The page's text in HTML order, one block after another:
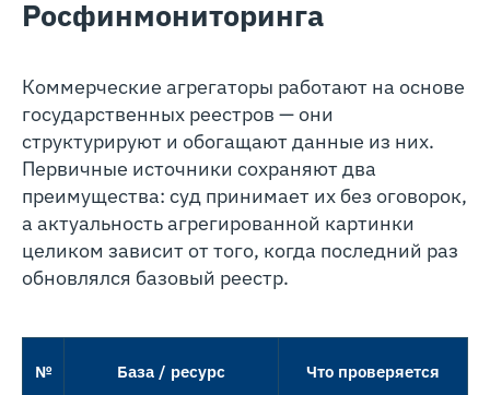
Росфинмониторинга
Коммерческие агрегаторы работают на основе
государственных реестров — они
структурируют и обогащают данные из них.
Первичные источники сохраняют два
преимущества: суд принимает их без оговорок,
а актуальность агрегированной картинки
целиком зависит от того, когда последний раз
обновлялся базовый реестр.
№ База / ресурс Что проверяется